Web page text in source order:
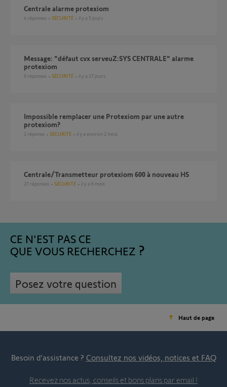
Centrale alarme protexiom
4 réponses SÉCURITÉ il y a 5 jours
Message: "défaut cvx serveuZ:SYS CENTRALE" alarme
protexiom
6 réponses SÉCURITÉ il y a 27 jours
Impossible remplacer une Protexiom par une autre
protexiom?
1 réponse SÉCURITÉ il y a environ 2 mois
Centrale/Transmetteur protexiom 600 à nouveau HS
27 réponses SÉCURITÉ il y a 6 mois
CE N'EST PAS CE
QUE VOUS RECHERCHEZ
Posez votre question
Haut de page
Besoin d’assistance ? Consultez nos vidéos, notices et FAQ
Recevez nos actus, conseils et bons plans par email !